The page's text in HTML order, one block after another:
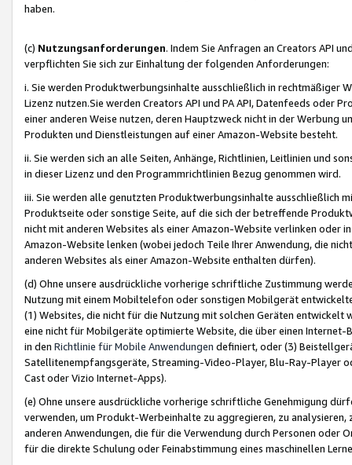
haben.
(c) Nutzungsanforderungen. Indem Sie Anfragen an Creators API
verpflichten Sie sich zur Einhaltung der folgenden Anforderungen:
i. Sie werden Produktwerbungsinhalte ausschließlich in rechtmäßiger
Lizenz nutzen.Sie werden Creators API und PA API, Datenfeeds oder
einer anderen Weise nutzen, deren Hauptzweck nicht in der Werbung
Produkten und Dienstleistungen auf einer Amazon-Website besteht.
ii. Sie werden sich an alle Seiten, Anhänge, Richtlinien, Leitlinien und
in dieser Lizenz und den Programmrichtlinien Bezug genommen wird.
iii. Sie werden alle genutzten Produktwerbungsinhalte ausschließlich
Produktseite oder sonstige Seite, auf die sich der betreffende
nicht mit anderen Websites als einer Amazon-Website verlinken oder
Amazon-Website lenken (wobei jedoch Teile Ihrer Anwendung, die
anderen Websites als einer Amazon-Website enthalten dürfen).
(d) Ohne unsere ausdrückliche vorherige schriftliche Zustimmung
Nutzung mit einem Mobiltelefon oder sonstigen Mobilgerät
(1) Websites, die nicht für die Nutzung mit solchen Geräten
eine nicht für Mobilgeräte optimierte Website, die über einen
in den Richtlinie für Mobile Anwendungen definiert, oder (3)
Satellitenempfangsgeräte, Streaming-Video-Player, Blu-Ray-Player
Cast oder Vizio Internet-Apps).
(e) Ohne unsere ausdrückliche vorherige schriftliche Genehmigung
verwenden, um Produkt-Werbeinhalte zu aggregieren, zu
anderen Anwendungen, die für die Verwendung durch Personen
für die direkte Schulung oder Feinabstimmung eines maschinellen